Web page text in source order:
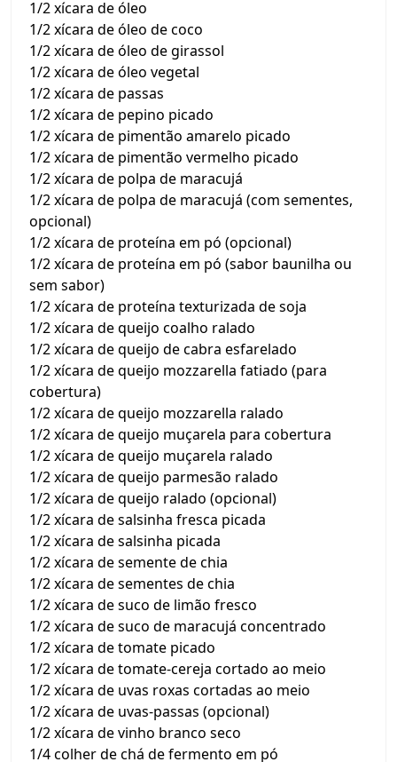
1/2 xícara de óleo
1/2 xícara de óleo de coco
1/2 xícara de óleo de girassol
1/2 xícara de óleo vegetal
1/2 xícara de passas
1/2 xícara de pepino picado
1/2 xícara de pimentão amarelo picado
1/2 xícara de pimentão vermelho picado
1/2 xícara de polpa de maracujá
1/2 xícara de polpa de maracujá (com sementes,
opcional)
1/2 xícara de proteína em pó (opcional)
1/2 xícara de proteína em pó (sabor baunilha ou
sem sabor)
1/2 xícara de proteína texturizada de soja
1/2 xícara de queijo coalho ralado
1/2 xícara de queijo de cabra esfarelado
1/2 xícara de queijo mozzarella fatiado (para
cobertura)
1/2 xícara de queijo mozzarella ralado
1/2 xícara de queijo muçarela para cobertura
1/2 xícara de queijo muçarela ralado
1/2 xícara de queijo parmesão ralado
1/2 xícara de queijo ralado (opcional)
1/2 xícara de salsinha fresca picada
1/2 xícara de salsinha picada
1/2 xícara de semente de chia
1/2 xícara de sementes de chia
1/2 xícara de suco de limão fresco
1/2 xícara de suco de maracujá concentrado
1/2 xícara de tomate picado
1/2 xícara de tomate-cereja cortado ao meio
1/2 xícara de uvas roxas cortadas ao meio
1/2 xícara de uvas-passas (opcional)
1/2 xícara de vinho branco seco
1/4 colher de chá de fermento em pó